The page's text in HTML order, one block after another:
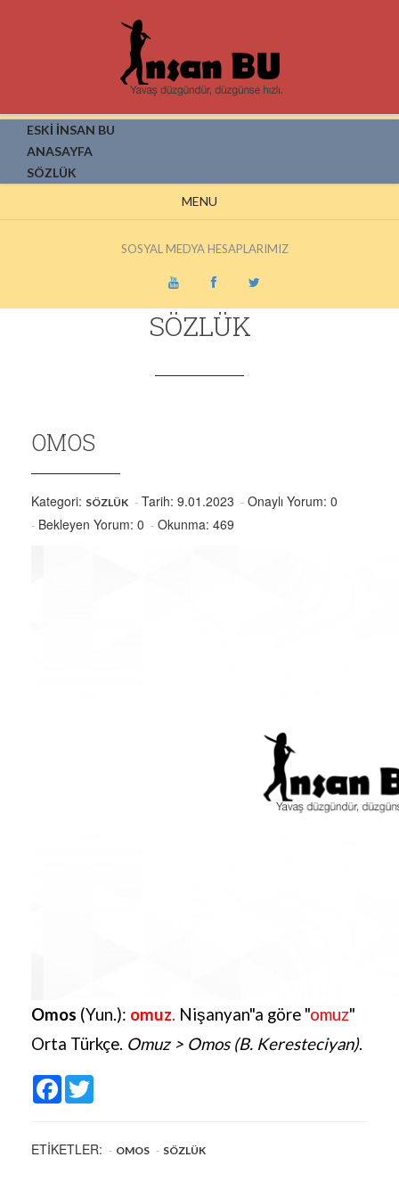
ESKİ İNSAN BU
ANASAYFA
SÖZLÜK
MENU
SOSYAL MEDYA HESAPLARIMIZ
SÖZLÜK
OMOS
Kategori: SÖZLÜK Tarih: 9.01.2023
Onaylı Yorum: 0
Bekleyen Yorum: 0
Okunma: 469
Omos (Yun.): omuz. Nişanyan"a göre "omuz"
Orta Türkçe. Omuz > Omos (B. Keresteciyan).
Facebook
ETİKETLER: OMOS SÖZLÜK